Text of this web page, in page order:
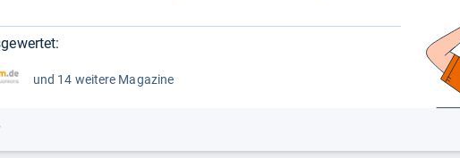
und 14 weitere Magazine